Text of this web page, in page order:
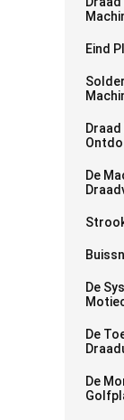
Eind
De
De
De
De